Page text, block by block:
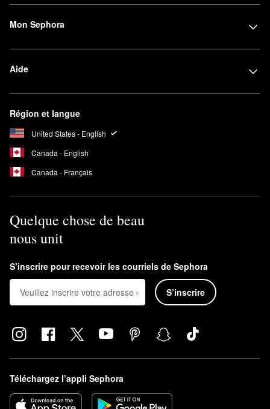
Mon Sephora
Aide
Région et langue
United States - English
Canada - English
Canada - Français
Quelque chose de beau
nous unit
S’inscrire pour recevoir les courriels de Sephora
S’inscrire
Téléchargez l’appli Sephora